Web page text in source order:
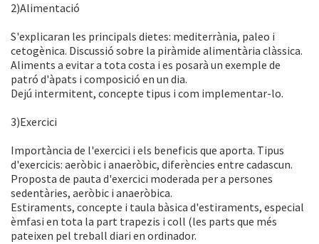
2)Alimentació
S'explicaran les principals dietes: mediterrània, paleo i
cetogènica. Discussió sobre la piràmide alimentària clàssica.
Aliments a evitar a tota costa i es posarà un exemple de
patró d'àpats i composició en un dia.
Dejú intermitent, concepte tipus i com implementar-lo.
3)Exercici
Importància de l'exercici i els beneficis que aporta. Tipus
d'exercicis: aeròbic i anaeròbic, diferències entre cadascun.
Proposta de pauta d'exercici moderada per a persones
sedentàries, aeròbic i anaeròbica.
Estiraments, concepte i taula bàsica d'estiraments, especial
èmfasi en tota la part trapezis i coll (les parts que més
pateixen pel treball diari en ordinador.